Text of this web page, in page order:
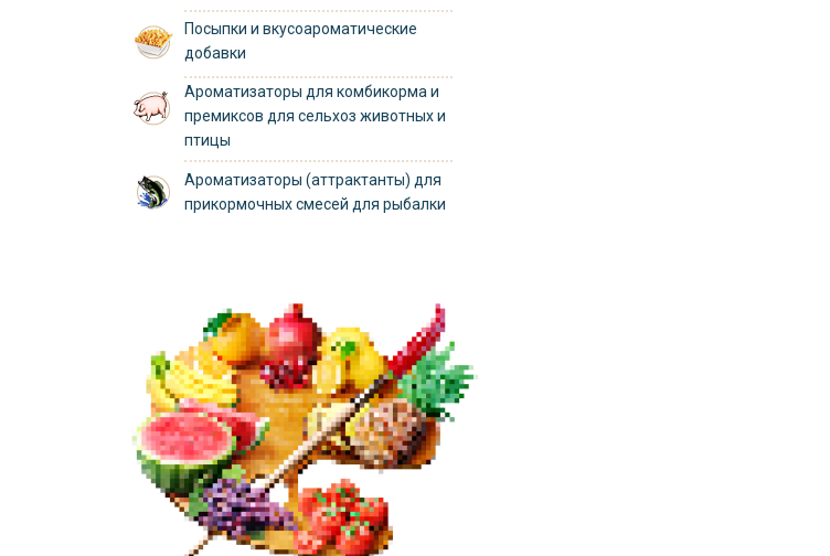
Посыпки и вкусоароматические
добавки
Ароматизаторы для комбикорма и
премиксов для сельхоз животных и
птицы
Ароматизаторы (аттрактанты) для
прикормочных смесей для рыбалки